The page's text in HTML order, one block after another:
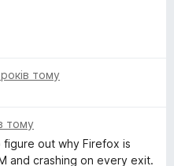
тому
тому
out why Firefox is
and crashing on every exit.